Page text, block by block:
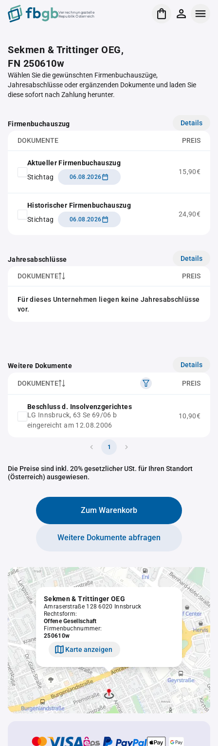
Verrechnungsstelle
Republik Österreich
Sekmen & Trittinger OEG,
FN 250610w
Wählen Sie die gewünschten Firmenbuchauszüge,
Jahresabschlüsse oder ergänzenden Dokumente und laden Sie
diese sofort nach Zahlung herunter.
Firmenbuchauszug Details
DOKUMENTE PREIS
Aktueller Firmenbuchauszug
Stichtag
06.08.2026
15,90€
Historischer Firmenbuchauszug
Stichtag
06.08.2026
24,90€
Jahresabschlüsse Details
DOKUMENTE PREIS
Für dieses Unternehmen liegen keine Jahresabschlüsse
vor.
Weitere Dokumente Details
DOKUMENTE PREIS
Beschluss d. Insolvenzgerichtes
LG Innsbruck, 63 Se 69/06 b
eingereicht am 12.08.2006
10,90€
1
Die Preise sind inkl. 20% gesetzlicher USt. für Ihren Standort
(Österreich) ausgewiesen.
Zum Warenkorb
Weitere Dokumente abfragen
Sekmen & Trittinger OEG
Amraserstraße 128 6020 Innsbruck
Rechtsform:
Offene Gesellschaft
Firmenbuchnummer:
250610w
Karte anzeigen